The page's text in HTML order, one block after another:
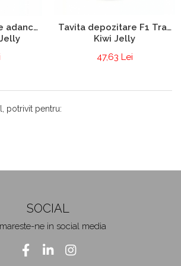
adanca
Tavita depozitare F1 Tray
Kiwi Jelly
47,63 Lei
potrivit pentru:
SOCIAL
ne in social media